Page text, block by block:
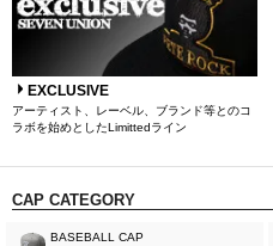
EXCLUSIVE
アーティスト、レーベル、ブランド等とのコ
ラボを始めとしたLimittedライン
CAP CATEGORY
BASEBALL CAP